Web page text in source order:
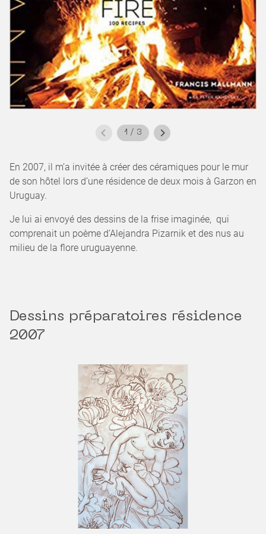
1 / 3
En 2007, il m’a invitée à créer des céramiques pour le mur
de son hôtel lors d’une résidence de deux mois à Garzon en
Uruguay.
Je lui ai envoyé des dessins de la frise imaginée, qui
comprenait un poème d’Alejandra Pizarnik et des nus au
milieu de la flore uruguayenne.
Dessins préparatoires résidence
2007